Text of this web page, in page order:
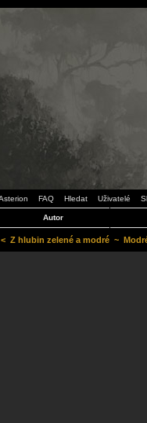
FAQ Hledat Uživatelé
Autor
< Z hlubin zelené a modré ~